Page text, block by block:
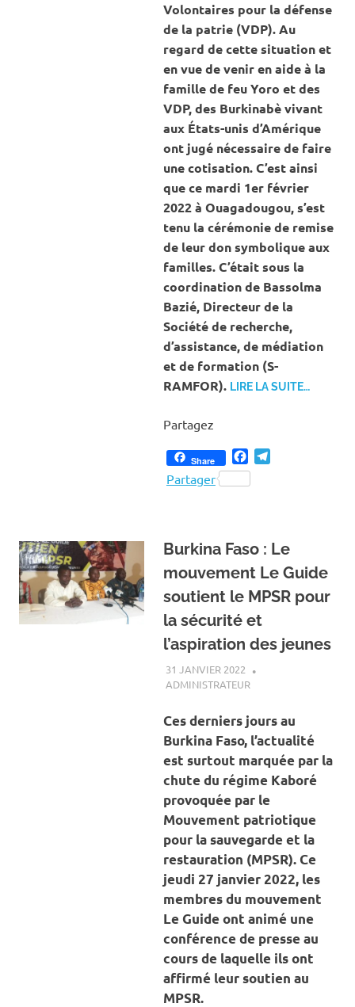
Volontaires pour la défense
de la patrie (VDP). Au
regard de cette situation et
en vue de venir en aide à la
famille de feu Yoro et des
VDP, des Burkinabè vivant
aux États-unis d’Amérique
ont jugé nécessaire de faire
une cotisation. C’est ainsi
que ce mardi 1er février
2022 à Ouagadougou, s’est
tenu la cérémonie de remise
de leur don symbolique aux
familles. C’était sous la
coordination de Bassolma
Bazié, Directeur de la
Société de recherche,
d’assistance, de médiation
et de formation (S-
RAMFOR). LIRE LA SUITE…
Partagez
Share Facebook
Partager
Burkina Faso : Le
mouvement Le Guide
soutient le MPSR pour
la sécurité et
l’aspiration des jeunes
31 JANVIER 2022
ADMINISTRATEURA LA UNE
Ces derniers jours au
Burkina Faso, l’actualité
est surtout marquée par la
chute du régime Kaboré
provoquée par le
Mouvement patriotique
pour la sauvegarde et la
restauration (MPSR). Ce
jeudi 27 janvier 2022, les
membres du mouvement
Le Guide ont animé une
conférence de presse au
cours de laquelle ils ont
affirmé leur soutien au
MPSR.